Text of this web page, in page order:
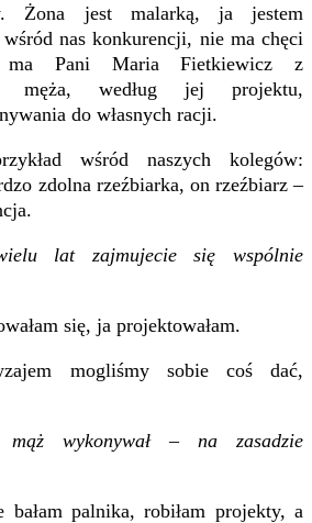
Żona jest malarką, ja jestem
nas konkurencji, nie ma chęci
ma Pani Maria Fietkiewicz z
męża, według jej projektu,
do własnych racji.
wśród naszych kolegów:
zdolna rzeźbiarka, on rzeźbiarz –
lat zajmujecie się wspólnie
się, ja projektowałam.
mogliśmy sobie coś dać,
mąż wykonywał – na zasadzie
palnika, robiłam projekty, a